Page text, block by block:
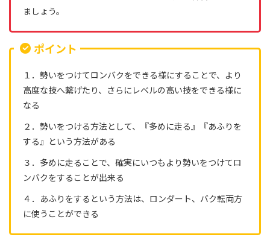
ましょう。
ポイント
１．勢いをつけてロンバクをできる様にすることで、より
高度な技へ繋げたり、さらにレベルの高い技をできる様に
なる
２．勢いをつける方法として、『多めに走る』『あふりを
する』という方法がある
３．多めに走ることで、確実にいつもより勢いをつけてロ
ンバクをすることが出来る
４．あふりをするという方法は、ロンダート、バク転両方
に使うことができる